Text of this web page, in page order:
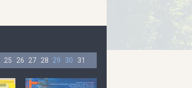
25 26 27 28 29 30 31